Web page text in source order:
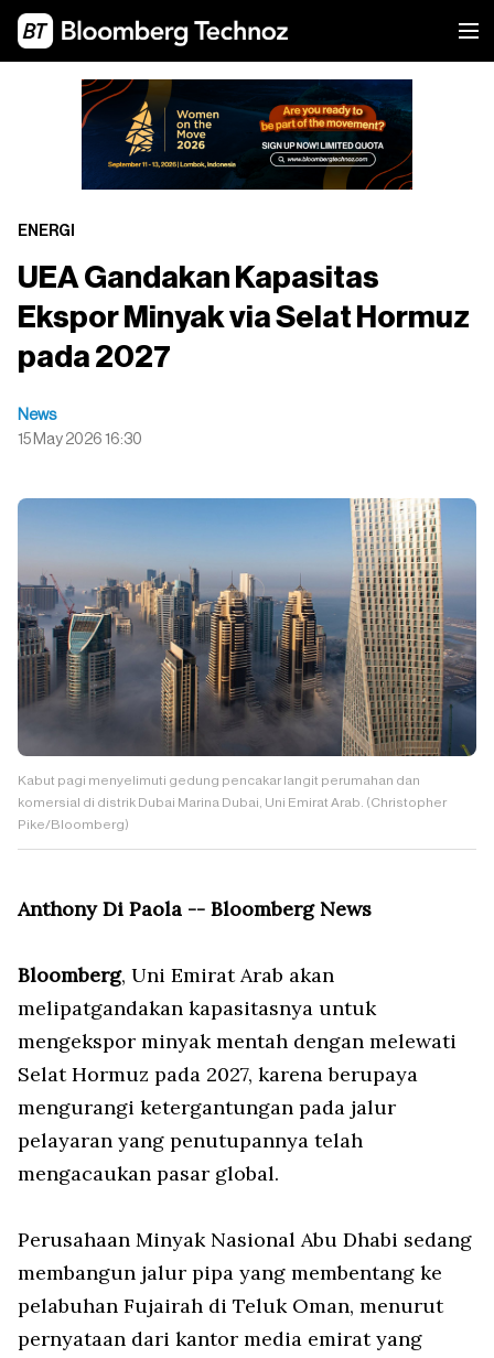
ENERGI
UEA Gandakan Kapasitas
Ekspor Minyak via Selat Hormuz
pada 2027
News
15 May 2026 16:30
Kabut pagi menyelimuti gedung pencakar langit perumahan dan
komersial di distrik Dubai Marina Dubai, Uni Emirat Arab. (Christopher
Pike/Bloomberg)
Anthony Di Paola -- Bloomberg News
Bloomberg, Uni Emirat Arab akan
melipatgandakan kapasitasnya untuk
mengekspor minyak mentah dengan melewati
Selat Hormuz pada 2027, karena berupaya
mengurangi ketergantungan pada jalur
pelayaran yang penutupannya telah
mengacaukan pasar global.
Perusahaan Minyak Nasional Abu Dhabi sedang
membangun jalur pipa yang membentang ke
pelabuhan Fujairah di Teluk Oman, menurut
pernyataan dari kantor media emirat yang